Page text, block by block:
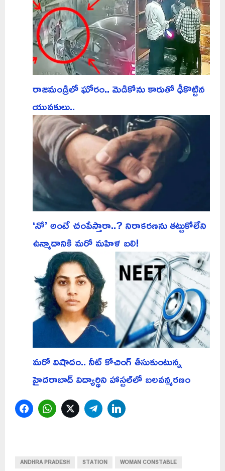
రాజమండ్రిలో ఘోరం.. మెడికోను కారుతో ఢీకొట్టిన
యువకులు..
‘నో’ అంటే చంపేస్తారా..? నిరాకరణను తట్టుకోలేని
ఉన్మాదానికి మరో మహిళ బలి!
మరో విషాదం.. నీట్ కోచింగ్ తీసుకుంటున్న
హైదరాబాద్ విద్యార్థిని హాస్టల్‌లో బలవన్మరణం
FacebookWhatsAppTwitterTelegram
ANDHRA PRADESH STATION
WOMAN CONSTABLE